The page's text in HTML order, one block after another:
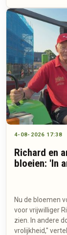
4-08-2026 17:38
Richard en
bloeien: 'In
Nu de bloemen
voor vrijwilliger
zien. In andere
vrolijkheid,"